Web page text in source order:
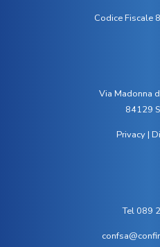
Codice Fiscale
Via Madonna
84129
Privacy|
Tel 089